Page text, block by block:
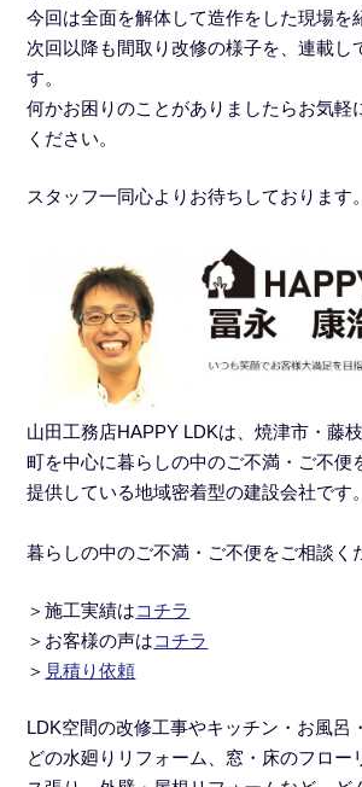
今回は全面を解体して造作をした現場を
次回以降も間取り改修の様子を、連載し
す。
何かお困りのことがありましたらお気軽
ください。
スタッフ一同心よりお待ちしております。
山田工務店HAPPY LDKは、焼津市・藤
町を中心に暮らしの中のご不満・ご不便
提供している地域密着型の建設会社です。
暮らしの中のご不満・ご不便をご相談く
＞施工実績はコチラ
＞ お客様の声はコチラ
＞ 見積り依頼
LDK空間の改修工事やキッチン・お風呂
どの水廻りリフォーム
、窓・床のフロ